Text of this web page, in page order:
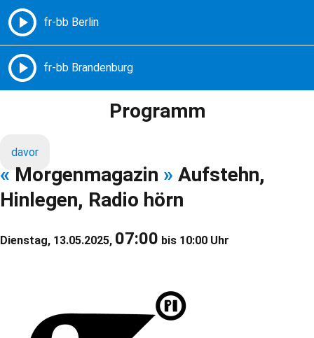
Freie Radios – Berlin Brandenburg
Programm
davor
« Morgenmagazin » Aufstehn,
Hinlegen, Radio hörn
Dienstag, 13.05.2025, 07:00 bis 10:00 Uhr